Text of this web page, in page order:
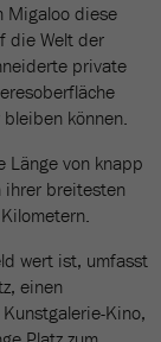
Migaloo diese
die Welt der
private
können.
Länge von knapp
breitesten
wert ist, umfasst
einen
Kino,